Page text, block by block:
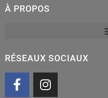
À PROPOS
RÉSEAUX SOCIAUX
F
a
I
n